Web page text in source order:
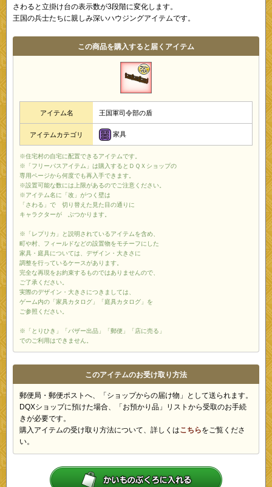
さわると立掛け台の表示数が3段階に変化します。
王国の兵士たちに親しみ深いハウジングアイテムです。
この商品を購入すると届くアイテム
アイテム名 王国軍司令部の盾
アイテムカテゴリ 家具
※住宅村の自宅に配置できるアイテムです。
※「フリーパスアイテム」は購入するとＤＱＸショップの
専用ページから何度でも再入手できます。
※設置可能な数には上限があるのでご注意ください。
※アイテム名に「改」がつく壁は
「さわる」で 切り替えた見た目の通りに
キャラクターが ぶつかります。
※「レプリカ」と説明されているアイテムを含め、
町や村、フィールドなどの設置物をモチーフにした
家具・庭具については、デザイン・大きさに
調整を行っているケースがあります。
完全な再現をお約束するものではありませんので、
ご了承ください。
実際のデザイン・大きさにつきましては、
ゲーム内の「家具カタログ」「庭具カタログ」を
ご参照ください。
※「とりひき」「バザー出品」「郵便」「店に売る」
でのご利用はできません。
このアイテムのお受け取り方法
郵便局・郵便ポストへ、「ショップからの届け物」として送られます。
DQXショップに預けた場合、「お預かり品」リストから受取のお手続
きが必要です。
購入アイテムの受け取り方法について、詳しくはこちらをご覧くださ
い。